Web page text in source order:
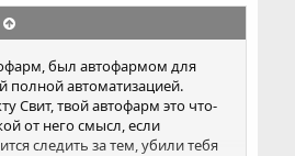
был автофармом для
полной автоматизацией.
Свит, твой автофарм это что-
от него смысл, если
следить за тем, убили тебя